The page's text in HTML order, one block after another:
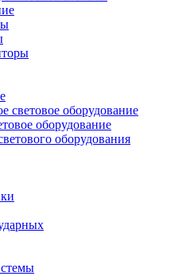
световое оборудование
оборудование
оборудования